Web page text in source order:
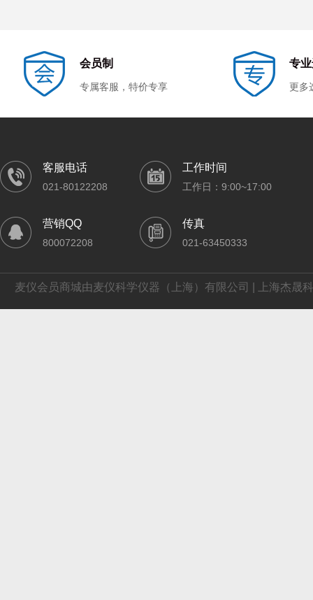
会员制
专属客服，特价专享
专
更多
客服电话
021-80122208
工作时间
工作日：9:00~17:00
营销QQ
800072208
传真
021-63450333
麦仪会员商城由麦仪科学仪器（上海）有限公司 | 上海杰